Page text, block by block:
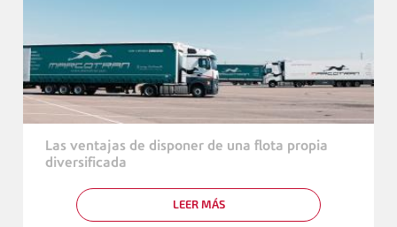
TRACTORAS
MERCEDES-
BENZ
Las ventajas de disponer de una flota propia
diversificada
LEER MÁSSOBRE
LAS